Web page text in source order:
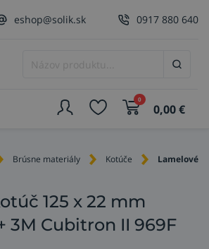
eshop@solik.sk 0917 880 640
0
0,00€
Brúsne materiály Kotúče Lamelové
125 x 22 mm
3M Cubitron II 969F